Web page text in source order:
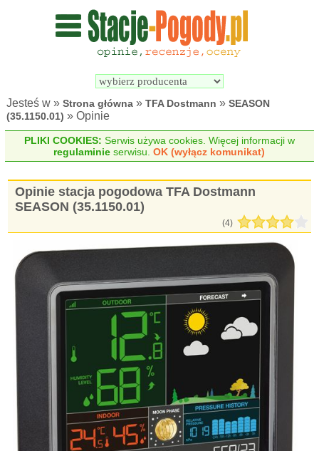
Wyszukiwarka
pogodowych
Jesteś w »Strona główna »TFA Dostmann »SEASON
(35.1150.01) » Opinie
PLIKI COOKIES: Serwis używa cookies. Więcej informacji w
regulaminie serwisu.OK (wyłącz komunikat)
Opinie stacja pogodowa TFA Dostmann
SEASON (35.1150.01)
(4)